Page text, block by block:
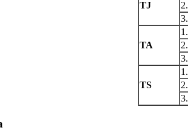
TJ
2.
3.
TA
1.
2.
3.
TS
1.
2.
3.